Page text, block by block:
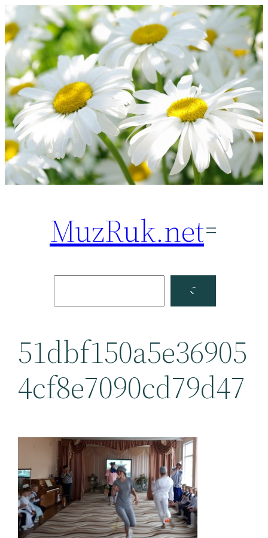
Перейти
к
содержимому
MuzRuk.net
Facebook
51dbf150a5e36905
4cf8e7090cd79d47